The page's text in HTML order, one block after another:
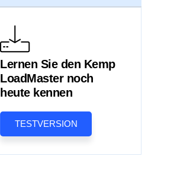
Lernen Sie den Kemp
LoadMaster noch
heute kennen
TESTVERSION